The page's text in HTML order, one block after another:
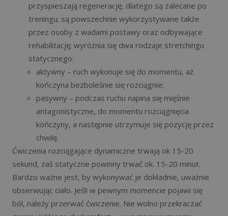
przyspieszają regenerację, dlatego są zalecane po
treningu; są powszechnie wykorzystywane także
przez osoby z wadami postawy oraz odbywające
rehabilitację; wyróżnia się dwa rodzaje stretchingu
statycznego:
aktywny – ruch wykonuje się do momentu, aż
kończyna bezboleśnie się rozciągnie;
pasywny – podczas ruchu napina się mięśnie
antagonistyczne, do momentu rozciągnięcia
kończyny, a następnie utrzymuje się pozycję przez
chwilę.
Ćwiczenia rozciągające dynamiczne trwają ok 15-20
sekund, zaś statyczne powinny trwać ok. 15-20 minut.
Bardzo ważne jest, by wykonywać je dokładnie, uważnie
obserwując ciało. Jeśli w pewnym momencie pojawi się
ból, należy przerwać ćwiczenie. Nie wolno przekraczać